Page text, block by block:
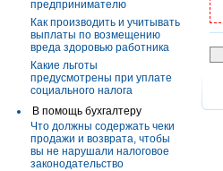
предпринимателю
Как производить и учитывать
выплаты по возмещению
вреда здоровью работника
Какие льготы
предусмотрены при уплате
социального налога
В помощь бухгалтеру
Что должны содержать чеки
продажи и возврата, чтобы
вы не нарушали налоговое
законодательство